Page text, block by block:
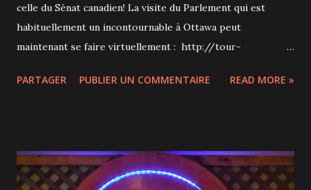
celle du Sénat canadien! La visite du Parlement qui est
habituellement un incontournable à Ottawa peut
maintenant se faire virtuellement : http://tour-
mains CARDEA On a reçu à tester les produits CARDEA qui
autres testés au cours des derniers mois), n’assèchent pas
la peau et ne laissent pas de résidus collants tout en tuant
PARTAGER PUBLIER UN COMMENTAIRE READ MORE »